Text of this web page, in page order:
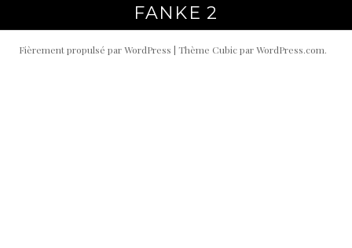
FANKE 2
Fièrement propulsé par WordPress | Thème Cubic parWordPress.com.